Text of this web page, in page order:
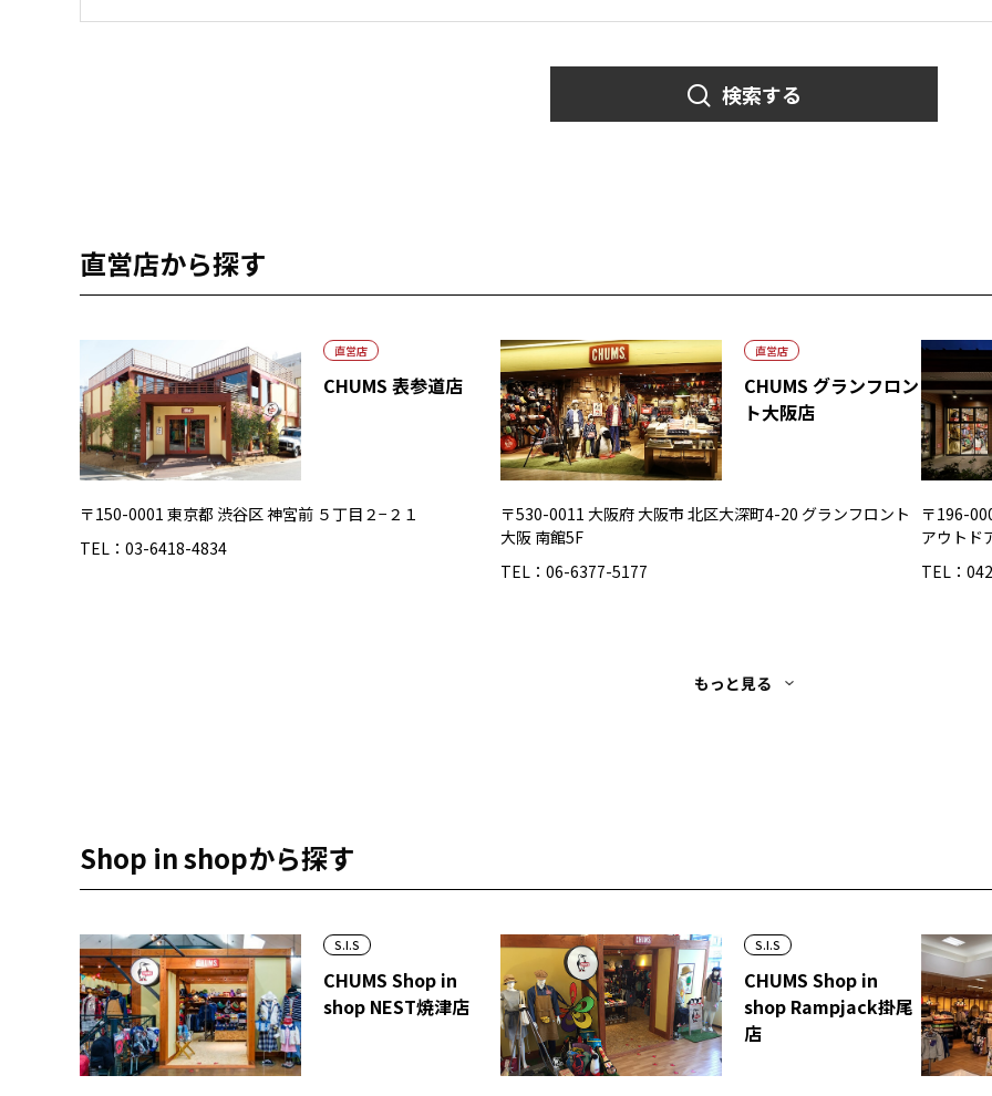
検索する
直営店から探す
直営店
CHUMS 表参道店
〒150-0001 東京都 渋谷区 神宮前 ５丁目２−２１
TEL：03-6418-4834
直営店
CHUMS グランフロン
ト大阪店
〒530-0011 大阪府 大阪市 北区大深町4-20 グランフロント
大阪 南館5F
TEL：06-6377-5177
〒196-
アウトド
TEL：
もっと見る
Shop in shopから探す
S.I.S
CHUMS Shop in
shop NEST焼津店
S.I.S
CHUMS Shop in
shop Rampjack掛尾
店